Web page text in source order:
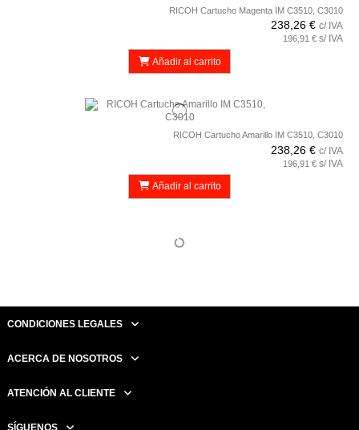
RICOH Cartucho Magenta IM C3510, C3010
238,26 € c/ IVA
196,91 € s/ IVA
Añadir al carrito
RICOH Cartucho Amarillo IM C3510, C3010
238,26 € c/ IVA
196,91 € s/ IVA
Añadir al carrito
CONDICIONES LEGALES
ACERCA DE NOSOTROS
ATENCIÓN AL CLIENTE
SÍGUENOS